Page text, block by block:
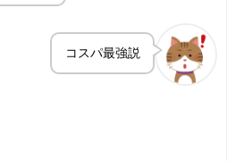
コスパ最強説